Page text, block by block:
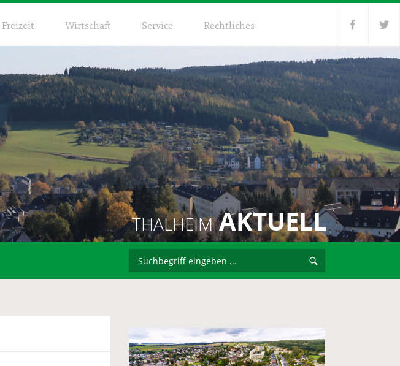
Freizeit Wirtschaft Service Rechtliches
THALHEIMAKTUELL